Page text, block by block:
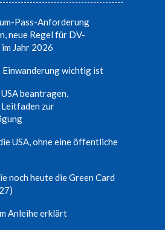
Pass-Anforderung
neue Regel für DV-
Jahr 2026
Einwanderung wichtig ist
beantragen,
zur
USA, ohne eine öffentliche
noch heute die Green Card
Anleihe erklärt